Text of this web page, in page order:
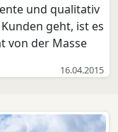
und qualitativ
geht, ist es
von der Masse
der B2B NORD
16.04.2015